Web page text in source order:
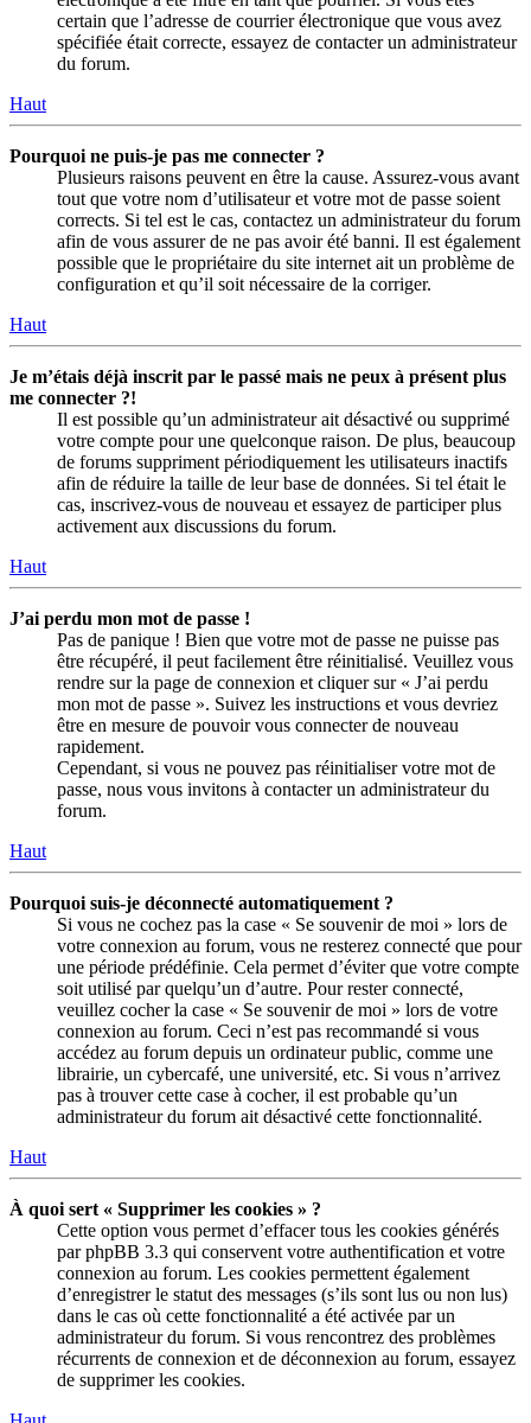
certain que l’adresse de courrier électronique que vous avez
spécifiée était correcte, essayez de contacter un administrateur
du forum.
Haut
Pourquoi ne puis-je pas me connecter ?
Plusieurs raisons peuvent en être la cause. Assurez-vous avant
tout que votre nom d’utilisateur et votre mot de passe soient
corrects. Si tel est le cas, contactez un administrateur du forum
afin de vous assurer de ne pas avoir été banni. Il est également
possible que le propriétaire du site internet ait un problème de
configuration et qu’il soit nécessaire de la corriger.
Haut
Je m’étais déjà inscrit par le passé mais ne peux à présent plus
me connecter ?!
Il est possible qu’un administrateur ait désactivé ou supprimé
votre compte pour une quelconque raison. De plus, beaucoup
de forums suppriment périodiquement les utilisateurs inactifs
afin de réduire la taille de leur base de données. Si tel était le
cas, inscrivez-vous de nouveau et essayez de participer plus
activement aux discussions du forum.
Haut
J’ai perdu mon mot de passe !
Pas de panique ! Bien que votre mot de passe ne puisse pas
être récupéré, il peut facilement être réinitialisé. Veuillez vous
rendre sur la page de connexion et cliquer sur « J’ai perdu
mon mot de passe ». Suivez les instructions et vous devriez
être en mesure de pouvoir vous connecter de nouveau
rapidement.
Cependant, si vous ne pouvez pas réinitialiser votre mot de
passe, nous vous invitons à contacter un administrateur du
forum.
Haut
Pourquoi suis-je déconnecté automatiquement ?
Si vous ne cochez pas la case « Se souvenir de moi » lors de
votre connexion au forum, vous ne resterez connecté que pour
une période prédéfinie. Cela permet d’éviter que votre compte
soit utilisé par quelqu’un d’autre. Pour rester connecté,
veuillez cocher la case « Se souvenir de moi » lors de votre
connexion au forum. Ceci n’est pas recommandé si vous
accédez au forum depuis un ordinateur public, comme une
librairie, un cybercafé, une université, etc. Si vous n’arrivez
pas à trouver cette case à cocher, il est probable qu’un
administrateur du forum ait désactivé cette fonctionnalité.
Haut
À quoi sert « Supprimer les cookies » ?
Cette option vous permet d’effacer tous les cookies générés
par phpBB 3.3 qui conservent votre authentification et votre
connexion au forum. Les cookies permettent également
d’enregistrer le statut des messages (s’ils sont lus ou non lus)
dans le cas où cette fonctionnalité a été activée par un
administrateur du forum. Si vous rencontrez des problèmes
récurrents de connexion et de déconnexion au forum, essayez
de supprimer les cookies.